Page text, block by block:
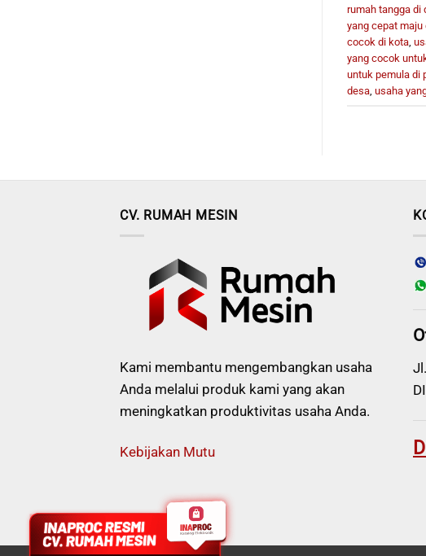
rumah tangga di
yang cepat maju
cocok di kota,
yang cocok
untuk pemula di
desa, usaha
CV. RUMAH MESIN
Kami membantu mengembangkan usaha
Anda melalui produk kami yang akan
meningkatkan produktivitas usaha Anda.
Kebijakan Mutu